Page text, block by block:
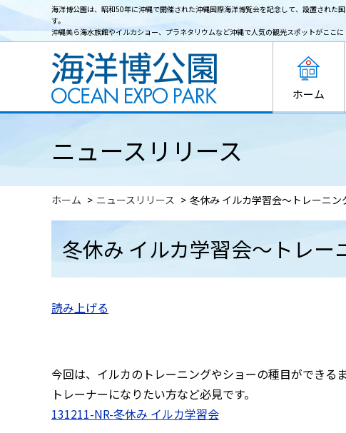
海洋博公園は、昭和50年に沖縄で開催された沖縄国際海洋博覧会を記念して、設置された
す。
沖縄美ら海水族館やイルカショー、プラネタリウムなど沖縄で人気の観光スポットがここに
ホーム
ニュースリリース
ホーム ニュースリリース 冬休み イルカ学習会～トレーニ
冬休み イルカ学習会～トレ
読み上げる
今回は、イルカのトレーニングやショーの種目ができ
トレーナーになりたい方など必見です。
131211-NR-冬休み イルカ学習会